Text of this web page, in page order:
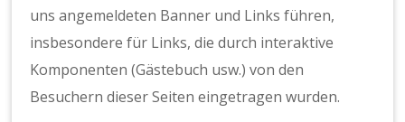
uns angemeldeten Banner und Links führen,
insbesondere für Links, die durch interaktive
Komponenten (Gästebuch usw.) von den
Besuchern dieser Seiten eingetragen wurden.